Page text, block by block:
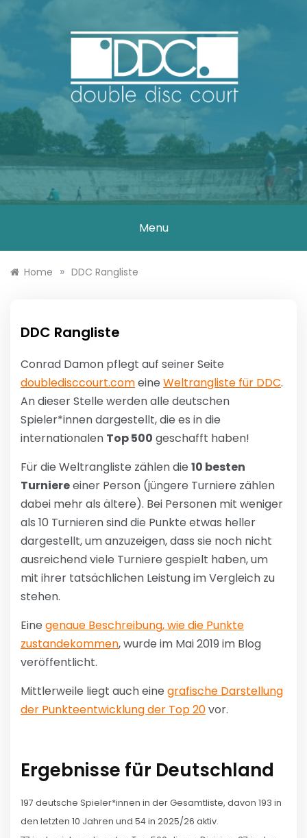
DOUBLE DISC
COURT
Menu
Home » DDC Rangliste
DDC Rangliste
Conrad Damon pflegt auf seiner Seite
doubledisccourt.comeine Weltrangliste für DDC.
An dieser Stelle werden alle deutschen
Spieler*innen dargestellt, die es in die
internationalen Top 500 geschafft haben!
Für die Weltrangliste zählen die 10 besten
Turniereeiner Person (jüngere Turniere zählen
dabei mehr als ältere). Bei Personen mit weniger
als 10 Turnieren sind die Punkte etwas heller
dargestellt, um anzuzeigen, dass sie noch nicht
ausreichend viele Turniere gespielt haben, um
mit ihrer tatsächlichen Leistung im Vergleich zu
stehen.
Eine genaue Beschreibung, wie die Punkte
zustandekommen, wurde im Mai 2019 im Blog
veröffentlicht.
Mittlerweile liegt auch eine grafische Darstellung
der Punkteentwicklung der Top 20vor.
Ergebnisse für Deutschland
197 deutsche Spieler*innen in der Gesamtliste, davon 193 in
den letzten 10 Jahren und 54 in 2025/26 aktiv.